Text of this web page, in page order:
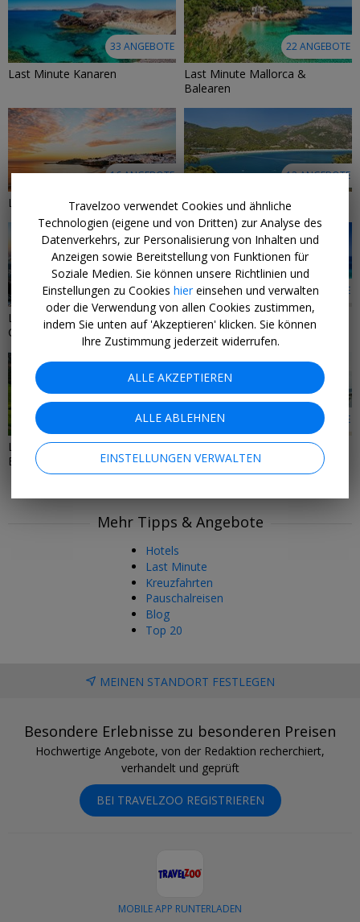
33 ANGEBOTE
Last Minute Kanaren
22 ANGEBOTE
Last Minute Mallorca &
Balearen
16 ANGEBOTE
Last Minute Portugal & Madeira
12 ANGEBOTE
Last Minute Türkei
75 ANGEBOTE
Last Minute: Städtereisen &
City-Hotels
168 ANGEBOTE
Last Minute: Strandurlaub
weltweit
65 ANGEBOTE
Last-Minute-Deals mit
Eigenanreise
9 ANGEBOTE
Spontan auf See – Last-Minute-
Angebote für Kreuzfahrten
Mehr Tipps & Angebote
Hotels
Last Minute
Kreuzfahrten
Pauschalreisen
Blog
Top 20
MEINEN STANDORT FESTLEGEN
Besondere Erlebnisse zu besonderen Preisen
Hochwertige Angebote, von der Redaktion recherchiert,
verhandelt und geprüft
BEI TRAVELZOO REGISTRIEREN
MOBILE APP RUNTERLADEN
Travelzoo verwendet Cookies und ähnliche
Technologien (eigene und von Dritten) zur Analyse des
Datenverkehrs, zur Personalisierung von Inhalten und
Anzeigen sowie Bereitstellung von Funktionen für
Soziale Medien. Sie können unsere Richtlinien und
Einstellungen zu Cookies hiereinsehen und verwalten
oder die Verwendung von allen Cookies zustimmen,
indem Sie unten auf 'Akzeptieren' klicken. Sie können
Ihre Zustimmung jederzeit widerrufen.
ALLE AKZEPTIEREN
ALLE ABLEHNEN
EINSTELLUNGEN VERWALTEN